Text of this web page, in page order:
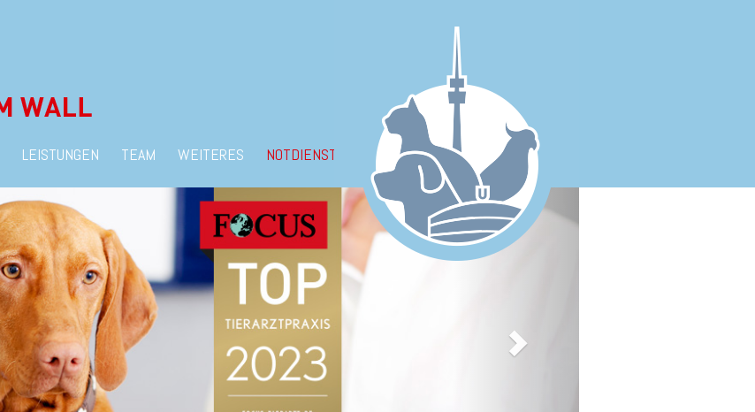
LEISTUNGEN TEAM WEITERES NOTDIENST